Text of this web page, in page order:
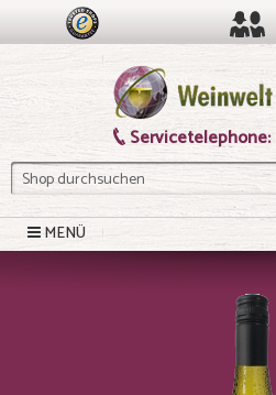
Servicetelephone:
MENÜ